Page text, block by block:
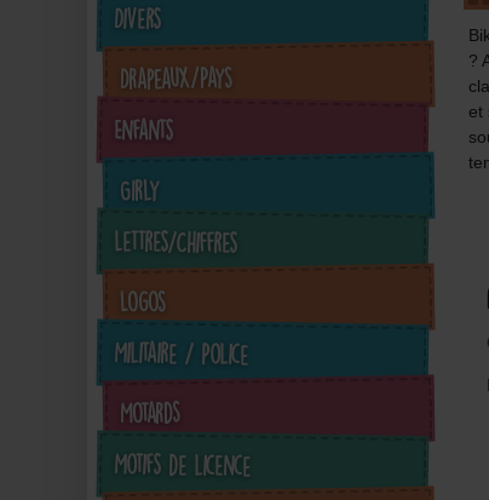
Divers
Drapeaux/Pays
Enfants
Girly
Lettres/Chiffres
Logos
Militaire / Police
Motards
Motifs de licence
?
et